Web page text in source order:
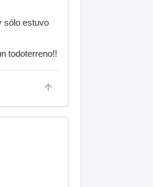
sólo estuvo
todoterreno!!